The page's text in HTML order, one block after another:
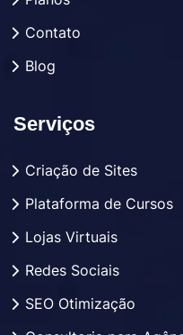
Contato
Blog
Serviços
Criação de Sites
Plataforma de Cursos
Lojas Virtuais
Redes Sociais
SEO Otimização